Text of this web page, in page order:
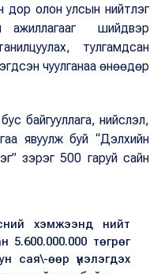
дор олон улсын нийтлэг
ажиллагааг шийдвэр
тулгамдсан
чуулганаа өнөөдөр
байгууллага, нийслэл,
явуулж буй “Дэлхийн
зэрэг 500 гаруй сайн
хэмжээнд нийт
5.600.000.000 төгрөг
сая\-өөр үнэлэгдэх